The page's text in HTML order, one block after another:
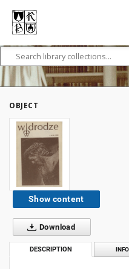
OBJECT
Show content
Download
DESCRIPTION